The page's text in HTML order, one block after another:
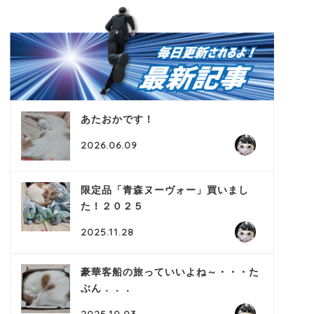
あたおかです！
2026.06.09
限定品「青森ヌーヴォー」買いまし
た！２０２５
2025.11.28
豪華客船の旅っていいよね～・・・た
ぶん．．．